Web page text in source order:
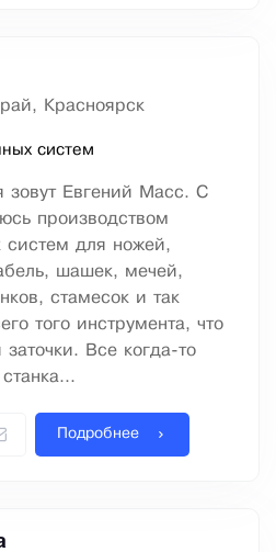
Красноярск
систем
зовут Евгений Масс. С
производством
систем для ножей,
шашек, мечей,
стамесок и так
того инструмента, что
заточки. Все когда-то
Подробнее